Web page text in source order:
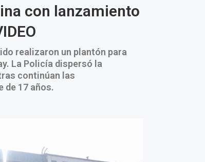
con lanzamiento
realizaron un plantón para
La Policía dispersó la
continúan las
de 17 años.